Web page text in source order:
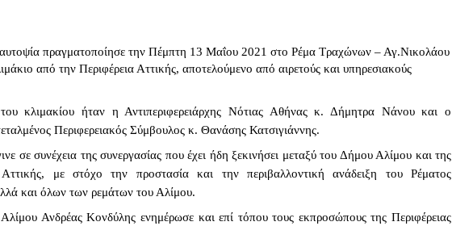
πραγματοποίησε την Πέμπτη 13 Μαΐου 2021 στο Ρέμα Τραχώνων – Αγ.Νικολάου
από την Περιφέρεια Αττικής, αποτελούμενο από αιρετούς και υπηρεσιακούς
κλιμακίου ήταν η Αντιπεριφερειάρχης Νότιας Αθήνας κ. Δήμητρα Νάνου και ο
Περιφερειακός Σύμβουλος κ. Θανάσης Κατσιγιάννης.
σε συνέχεια της συνεργασίας που έχει ήδη ξεκινήσει μεταξύ του Δήμου Αλίμου και της
Αττικής, με στόχο την προστασία και την περιβαλλοντική ανάδειξη του Ρέματος
και όλων των ρεμάτων του Αλίμου.
Ανδρέας Κονδύλης ενημέρωσε και επί τόπου τους εκπροσώπους της Περιφέρειας